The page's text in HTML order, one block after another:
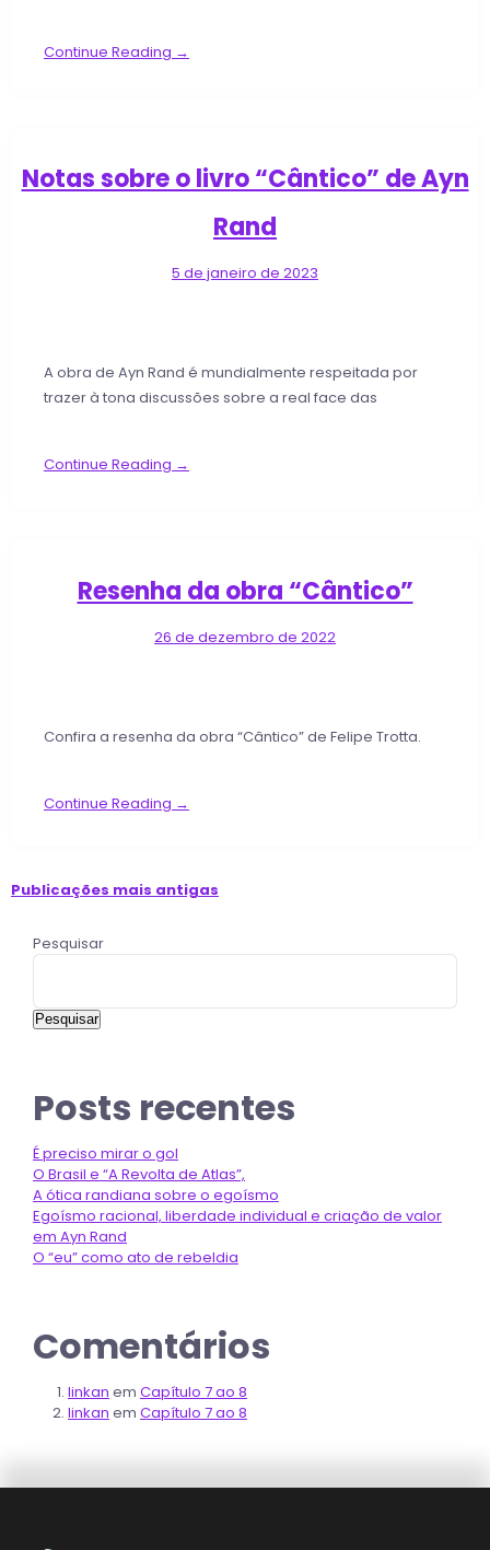
Continue Reading →
Notas sobre o livro “Cântico” de Ayn
Rand
5 de janeiro de 2023
A obra de Ayn Rand é mundialmente respeitada por
trazer à tona discussões sobre a real face das
Continue Reading →
Resenha da obra “Cântico”
26 de dezembro de 2022
Confira a resenha da obra “Cântico” de Felipe Trotta.
Continue Reading →
Publicações mais antigas
Pesquisar
Pesquisar
Posts recentes
É preciso mirar o gol
O Brasil e “A Revolta de Atlas”,
A ótica randiana sobre o egoísmo
Egoísmo racional, liberdade individual e criação de valor
em Ayn Rand
O “eu” como ato de rebeldia
Comentários
linkan em Capítulo 7 ao 8
linkan em Capítulo 7 ao 8